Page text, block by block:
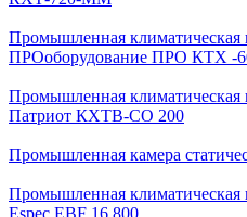
Промышленная
ПРОоборудование ПРО КТХ -
Промышленная климатическая
Патриот КХТВ-СО 200
Промышленная камера
Промышленная климатическая
Espec EBF 16 800